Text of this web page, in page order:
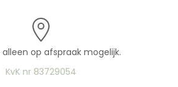
alleen op afspraak mogelijk.
KvK nr 83729054